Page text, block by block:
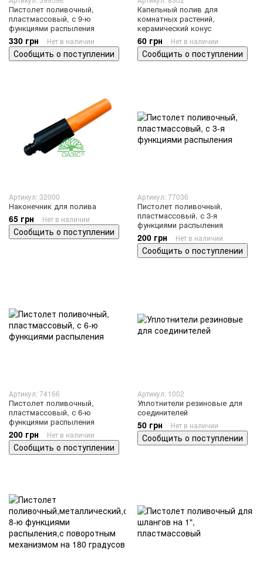
Пистолет поливочный,
пластмассовый, с 9-ю
функциями распыления
330 грн Нет в наличии
Сообщить о поступлении
Капельный полив для
комнатных растений,
керамический конус
60 грн Нет в наличии
Сообщить о поступлении
Артикул: 32000
Наконечник для полива
65 грн Нет в наличии
Сообщить о поступлении
Артикул: 77036
Пистолет поливочный,
пластмассовый, с 3-я
функциями распыления
200 грн Нет в наличии
Сообщить о поступлении
Артикул: 74166
Пистолет поливочный,
пластмассовый, с 6-ю
функциями распыления
200 грн Нет в наличии
Сообщить о поступлении
Артикул: 1002
Уплотнители резиновые для
соединителей
50 грн Нет в наличии
Сообщить о поступлении